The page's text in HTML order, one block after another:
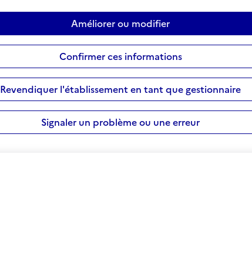
Améliorer ou modifier
Confirmer ces informations
Revendiquer l'établissement en tant que gestionnaire
Signaler un problème ou une erreur